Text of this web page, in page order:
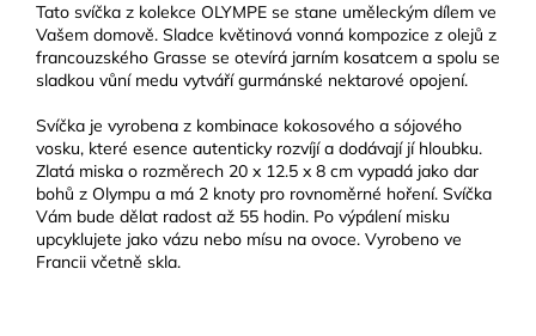
Tato svíčka z kolekce OLYMPE se stane uměleckým dílem ve
Vašem domově. Sladce květinová vonná kompozice z olejů z
francouzského Grasse se otevírá jarním kosatcem a spolu se
sladkou vůní medu vytváří gurmánské nektarové opojení.
Svíčka je vyrobena z kombinace kokosového a sójového
vosku, které esence autenticky rozvíjí a dodávají jí hloubku.
Zlatá miska o rozměrech 20 x 12.5 x 8 cm vypadá jako dar
bohů z Olympu a má 2 knoty pro rovnoměrné hoření. Svíčka
Vám bude dělat radost až 55 hodin. Po výpálení misku
upcyklujete jako vázu nebo mísu na ovoce. Vyrobeno ve
Francii včetně skla.